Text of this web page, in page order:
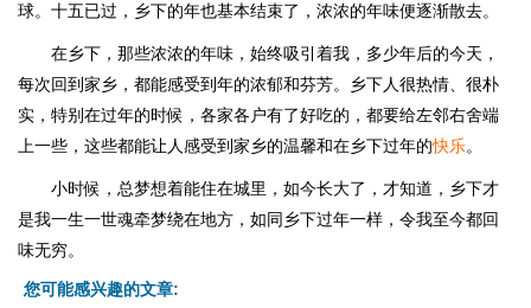
球。十五已过，乡下的年也基本结束了，浓浓的年味便逐渐散去。
在乡下，那些浓浓的年味，始终吸引着我，多少年后的今天，
每次回到家乡，都能感受到年的浓郁和芬芳。乡下人很热情、很朴
实，特别在过年的时候，各家各户有了好吃的，都要给左邻右舍端
上一些，这些都能让人感受到家乡的温馨和在乡下过年的快乐。
小时候，总梦想着能住在城里，如今长大了，才知道，乡下才
是我一生一世魂牵梦绕在地方，如同乡下过年一样，令我至今都回
味无穷。
您可能感兴趣的文章: